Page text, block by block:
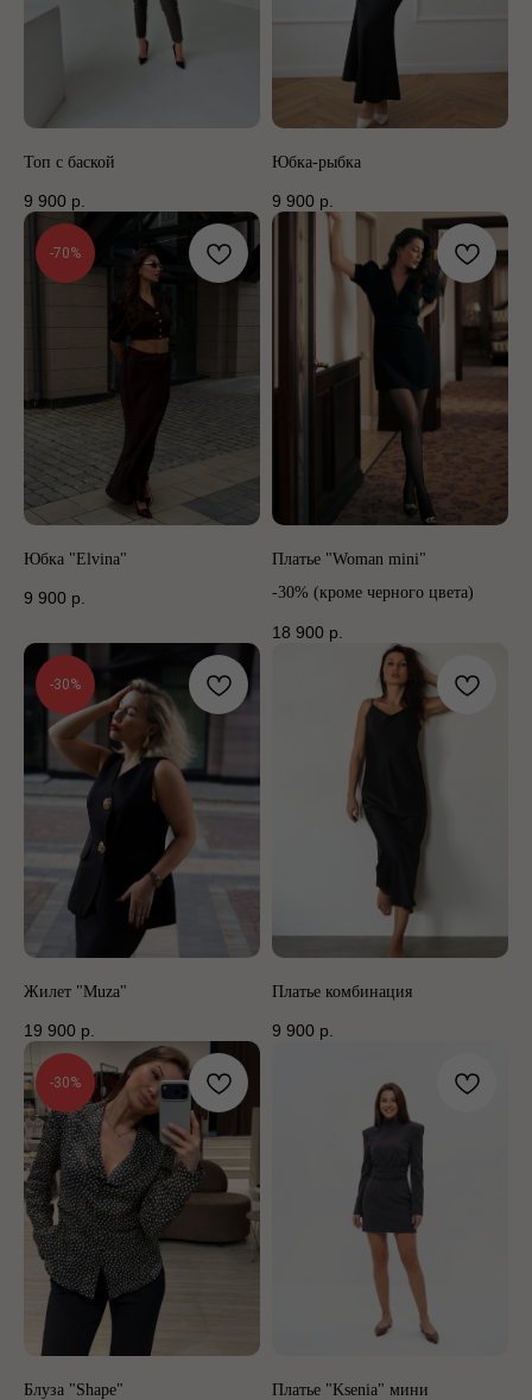
Топ с баской
9 900 р.
Юбка-рыбка
9 900 р.
-70%
Юбка "Elvina"
9 900 р.
Платье "Woman mini"
-30% (кроме черного цвета)
18 900 р.
-30%
Жилет "Muza"
19 900 р.
Платье комбинация
9 900 р.
-30%
Блуза "Shape" Платье "Ksenia" мини